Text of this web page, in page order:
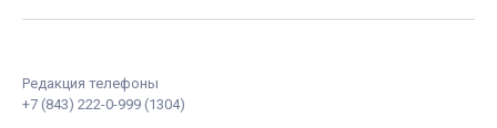
Редакция телефоны
+7 (843) 222-0-999 (1304)